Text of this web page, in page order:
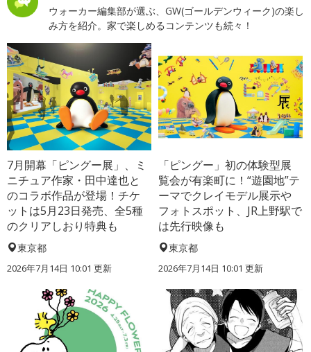
ウォーカー編集部が選ぶ、GW(ゴールデンウィーク)の楽し
み方を紹介。家で楽しめるコンテンツも続々！
7月開幕「ピングー展」、ミ
ニチュア作家・田中達也と
のコラボ作品が登場！チケ
ットは5月23日発売、全5種
のクリアしおり特典も
東京都
2026年7月14日 10:01 更新
「ピングー」初の体験型展
覧会が有楽町に！“遊園地”テ
ーマでクレイモデル展示や
フォトスポット、JR上野駅で
は先行映像も
東京都
2026年7月14日 10:01 更新